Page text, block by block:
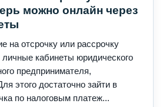
можно онлайн через
на отсрочку или рассрочку
кабинеты юридического
предпринимателя,
этого достаточно зайти в
по налоговым платеж...